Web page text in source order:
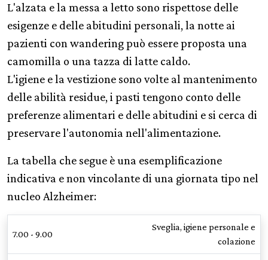
L'alzata e la messa a letto sono rispettose delle
esigenze e delle abitudini personali, la notte ai
pazienti con wandering può essere proposta una
camomilla o una tazza di latte caldo.
L'igiene e la vestizione sono volte al mantenimento
delle abilità residue, i pasti tengono conto delle
preferenze alimentari e delle abitudini e si cerca di
preservare l'autonomia nell'alimentazione.
La tabella che segue è una esemplificazione
indicativa e non vincolante di una giornata tipo nel
nucleo Alzheimer:
7.00 - 9.00
Sveglia, igiene personale e
colazione